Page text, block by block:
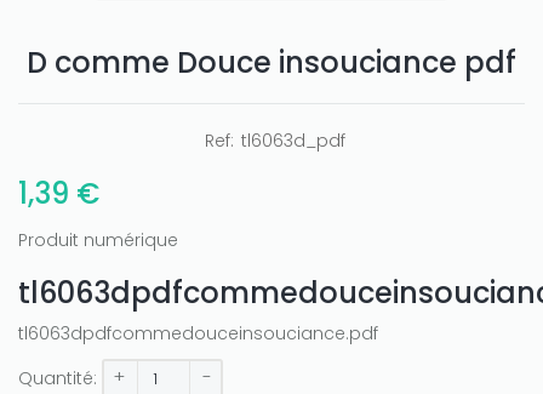
D comme Douce insouciance pdf
Ref: tl6063d_pdf
1,39 €
Produit numérique
tl6063dpdfcommedouceinsouciance.pdf
Quantité:
+ -